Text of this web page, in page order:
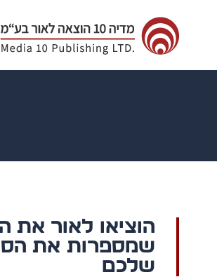
הוציאו לאור את
שמספרות את
שלכם